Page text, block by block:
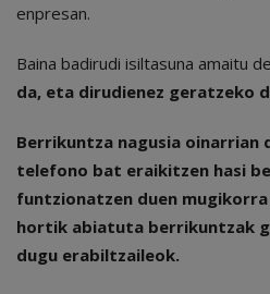
enpresan.
Baina badirudi isiltasuna amaitu
da, eta dirudienez geratzeko
Berrikuntza nagusia oinarrian
telefono bat eraikitzen hasi
funtzionatzen duen
hortik abiatuta berrikuntzak
dugu erabiltzaileok.